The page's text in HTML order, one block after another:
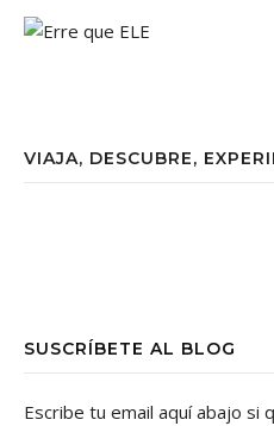
VIAJA, DESCUBRE,
SUSCRÍBETE AL BLOG
Escribe tu email aquí abajo si